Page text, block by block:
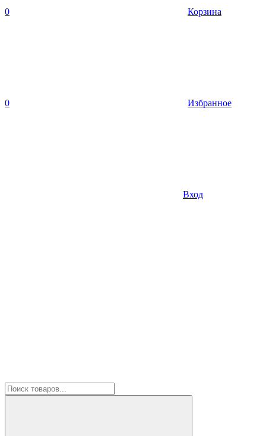
0 Корзина
0 Избранное
Вход